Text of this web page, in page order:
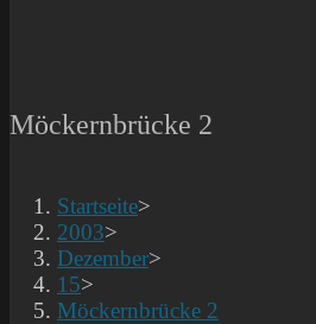
Möckernbrücke 2
Startseite>
2003>
Dezember>
15>
Möckernbrücke 2